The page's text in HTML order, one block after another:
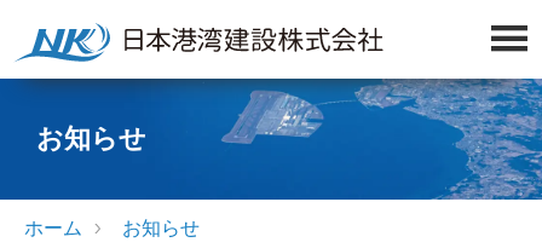
お知らせ
ホーム
お知らせ